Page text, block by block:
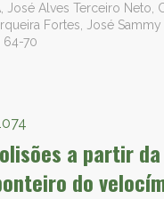
José Alves Terceiro
Fortes, José
64-70
a partir
do